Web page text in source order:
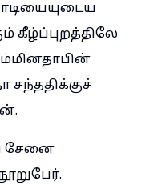
கீழ்ப்புறத்திலே
சந்ததிக்குச்
சேனை